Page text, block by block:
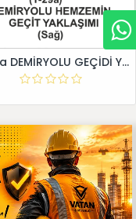
T-29a DEMİRYOLU GEÇİDİ YAKLAŞIM LEVHALARI (Sağ)